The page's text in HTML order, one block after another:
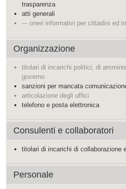
trasparenza
atti generali
--- oneri informativi per cittadini ed
Organizzazione
titolari di incarichi politici, di
governo
sanzioni per mancata
articolazione degli uffici
telefono e posta elettronica
Consulenti e collaboratori
titolari di incarichi di collaborazione
Personale